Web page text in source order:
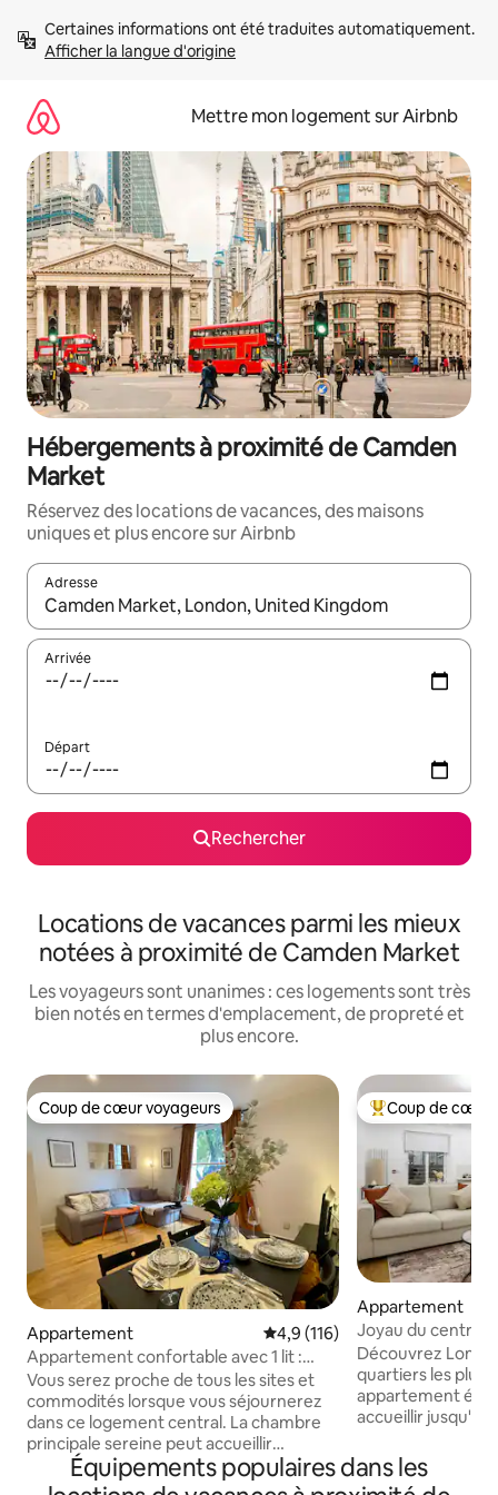
directement
Afficher la langue d'origine
Mettre mon logement sur Airbnb
Hébergements à proximité de Camden
Market
Réservez des locations de vacances, des maisons
uniques et plus encore sur Airbnb
Adresse
Lorsque les résultats s'affichent, utilisez les flèches vers le
Arrivée
Départ
Rechercher
Locations de vacances parmi les mieux
notées à proximité de Camden Market
Les voyageurs sont unanimes : ces logements sont très
bien notés en termes d'emplacement, de propreté et
plus encore.
Coup de cœur voyageurs
Coup de cœur voyageurs
Appartement Évaluation moyenne sur la
4,9 (116)
Appartement confortable avec 1 lit :
jusqu'à 4 personnes : emplacement
central
Vous serez proche de tous les sites et
commodités lorsque vous séjournerez
dans ce logement central. La chambre
principale sereine peut accueillir
confortablement 2 personnes, tandis
que le salon offre un canapé-lit
Coups de cœur
Coup de cœur
Appartement
Joyau du centre
Découvrez
quartiers les plus
appartement
accueillir jusqu'à
et du Camden
la cuisine de rue,
Équipements populaires dans les